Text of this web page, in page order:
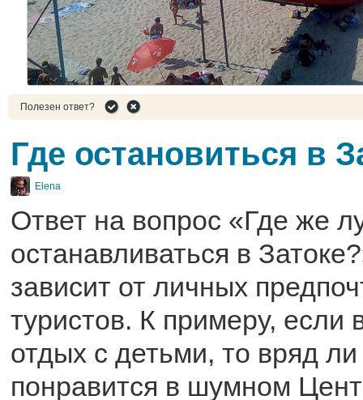
Полезен ответ?
Где остановиться в
Elena
Ответ на вопрос «Где же
останавливаться в
зависит от личных
туристов. К примеру, если
отдых с детьми, то вряд
понравится в шумном